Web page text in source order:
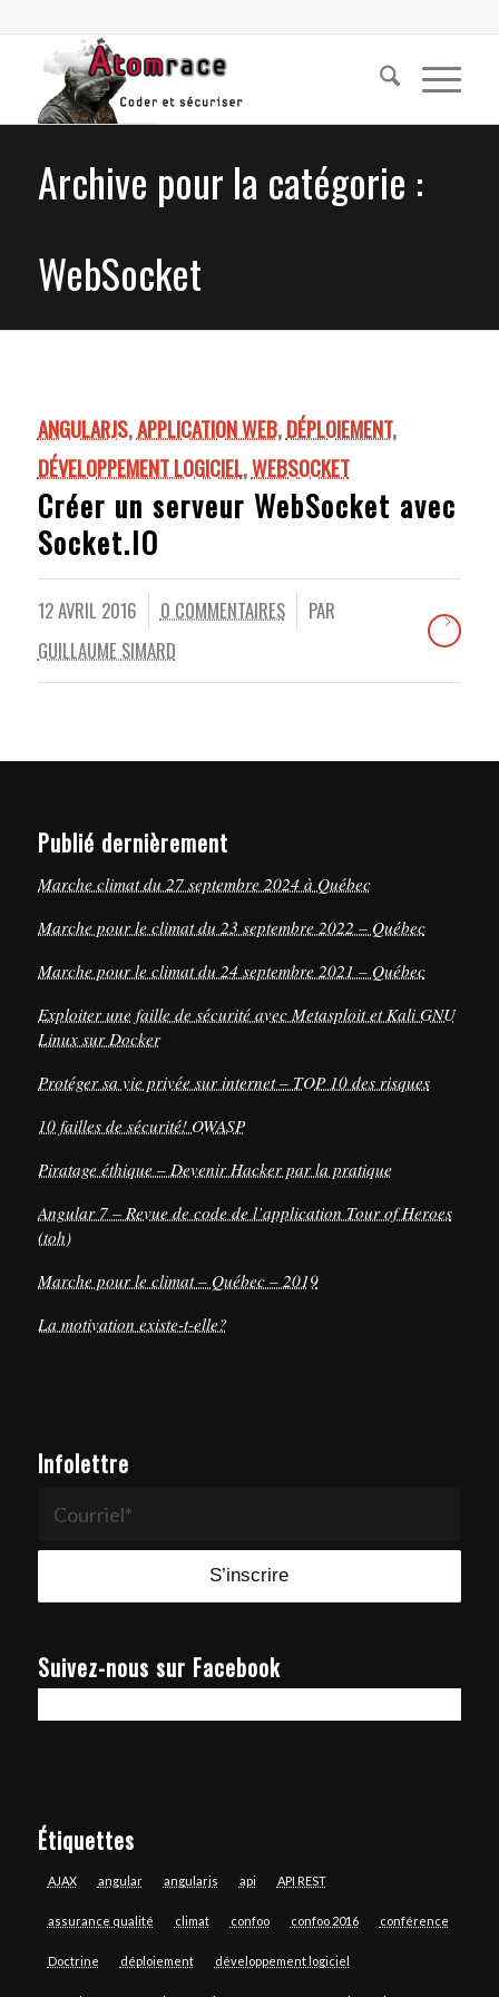
Archive pour la catégorie :
WebSocket
ANGULARJS,APPLICATION WEB,DÉPLOIEMENT,
DÉVELOPPEMENT LOGICIEL,WEBSOCKET
Créer un serveur WebSocket avec
Socket.IO
12 AVRIL 2016 0 COMMENTAIRES
/
PAR
GUILLAUME SIMARD
Publié dernièrement
Marche climat du 27 septembre 2024 à Québec
Marche pour le climat du 23 septembre 2022 – Québec
Marche pour le climat du 24 septembre 2021 – Québec
Exploiter une faille de sécurité avec Metasploit et Kali GNU
Linux sur Docker
Protéger sa vie privée sur internet – TOP 10 des risques
10 failles de sécurité! OWASP
Piratage éthique – Devenir Hacker par la pratique
Angular 7 – Revue de code de l’application Tour of Heroes
(toh)
Marche pour le climat – Québec – 2019
La motivation existe-t-elle?
Infolettre
Suivez-nous sur Facebook
Étiquettes
AJAX angular angularjs api API REST
assurance qualité climat confoo confoo 2016 conférence
Doctrine déploiement développement logiciel